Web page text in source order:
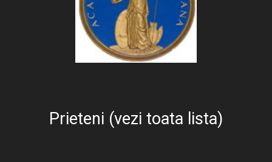
Prieteni (vezi toata lista)